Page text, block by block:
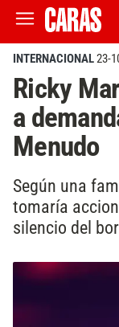
INTERNACIONAL23-
Ricky
a
Menudo
Según una
tomaría
silencio del